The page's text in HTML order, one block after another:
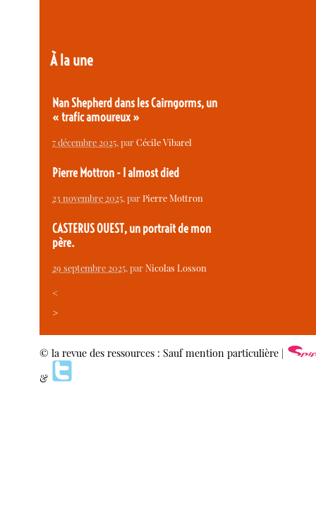
À la une
Nan Shepherd dans les Cairngorms, un
« trafic amoureux »
7 décembre 2025, parCécile Vibarel
Pierre Mottron - I almost died
23 novembre 2025, parPierre Mottron
CASTERUS OUEST, un portrait de mon
père.
29 septembre 2025, parNicolas Losson
<
>
© la revue des ressources : Sauf mention particulière |
&